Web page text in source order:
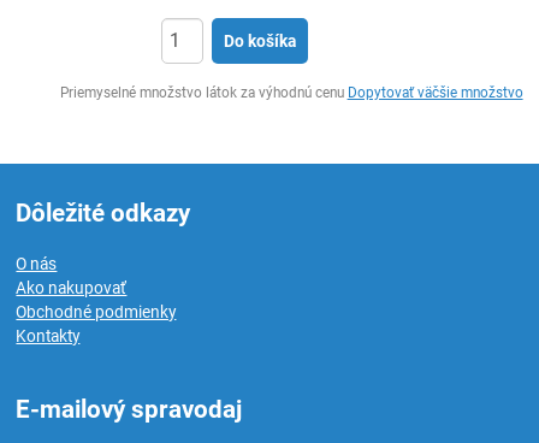
Do košíka
Priemyselné množstvo látok za výhodnú cenu Dopytovať väčšie množstvo
Dôležité odkazy
O nás
Ako nakupovať
Obchodné podmienky
Kontakty
E-mailový spravodaj